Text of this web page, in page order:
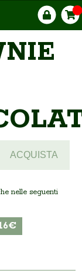
ACQUISTA
nelle seguenti
16€